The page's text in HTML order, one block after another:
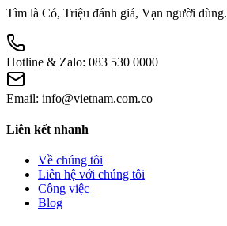
Tìm là Có, Triệu đánh giá, Vạn người dùng.
Hotline & Zalo: 083 530 0000
Email: info@vietnam.com.co
Liên kết nhanh
Về chúng tôi
Liên hệ với chúng tôi
Công việc
Blog